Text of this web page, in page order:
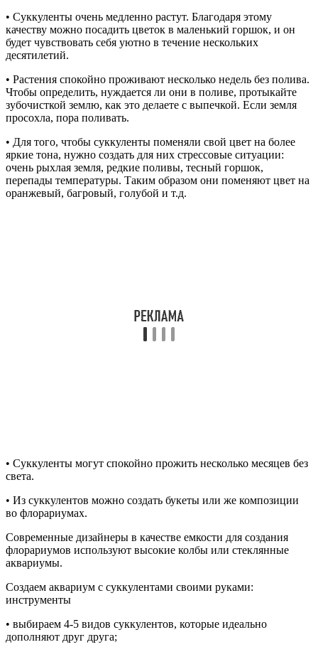
• Суккуленты очень медленно растут. Благодаря этому
качеству можно посадить цветок в маленький горшок, и он
будет чувствовать себя уютно в течение нескольких
десятилетий.
• Растения спокойно проживают несколько недель без полива.
Чтобы определить, нуждается ли они в поливе, протыкайте
зубочисткой землю, как это делаете с выпечкой. Если земля
просохла, пора поливать.
• Для того, чтобы суккуленты поменяли свой цвет на более
яркие тона, нужно создать для них стрессовые ситуации:
очень рыхлая земля, редкие поливы, тесный горшок,
перепады температуры. Таким образом они поменяют цвет на
оранжевый, багровый, голубой и т.д.
• Суккуленты могут спокойно прожить несколько месяцев без
света.
• Из суккулентов можно создать букеты или же композиции
во флорариумах.
Современные дизайнеры в качестве емкости для создания
флорариумов используют высокие колбы или стеклянные
аквариумы.
Создаем аквариум с суккулентами своими руками:
инструменты
• выбираем 4-5 видов суккулентов, которые идеально
дополняют друг друга;